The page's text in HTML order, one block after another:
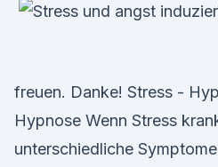
freuen. Danke! Stress -
Hypnose Wenn Stress
unterschiedliche